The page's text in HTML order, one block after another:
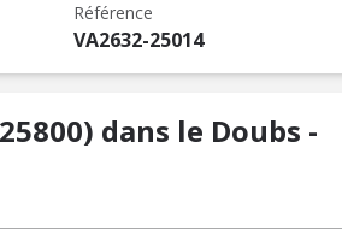
Référence
VA2632-25014
dans le Doubs -